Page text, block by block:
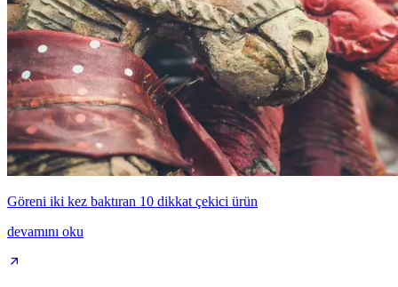
Göreni iki kez baktıran 10 dikkat çekici ürün
devamını oku